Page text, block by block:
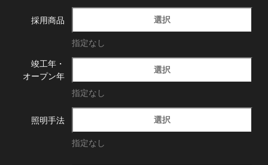
採用商品 選択
指定なし
竣工年・
オープン年
選択
指定なし
照明手法 選択
指定なし